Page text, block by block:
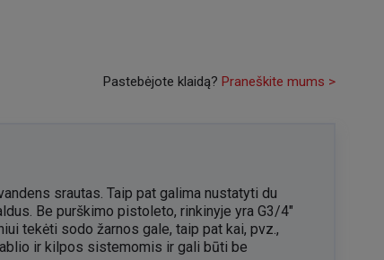
Pastebėjote klaidą? Praneškite mums >
srautas. Taip pat galima nustatyti du
Be purškimo pistoleto, rinkinyje yra G3/4"
tekėti sodo žarnos gale, taip pat kai, pvz.,
ir kilpos sistemomis ir gali būti be